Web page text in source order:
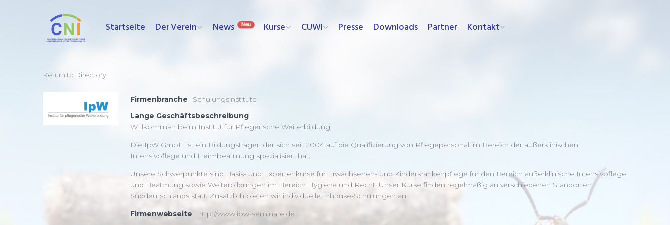
Startseite Der Verein News Kurse CUWI Presse Downloads Partner Kontakt
Return to Directory
Firmenbranche
Schulungsinstitute
Lange Geschäftsbeschreibung
WIllkommen beim Institut für Pflegerische Weiterbildung
Die IpW GmbH ist ein Bildungsträger, der sich seit 2004 auf die Qualifizierung von Pflegepersonal im Bereich der außerklinischen
Intensivpflege und Heimbeatmung spezialisiert hat.
Unsere Schwerpunkte sind Basis- und Expertenkurse für Erwachsenen- und Kinderkrankenpflege für den Bereich außerklinische Intensivpflege
und Beatmung sowie Weiterbildungen im Bereich Hygiene und Recht. Unser Kurse finden regelmäßig an verschiedenen Standorten
Süddeutschlands statt. Zusätzlich bieten wir individuelle Inhouse-Schulungen an.
Firmenwebseite
http://www.ipw-seminare.de